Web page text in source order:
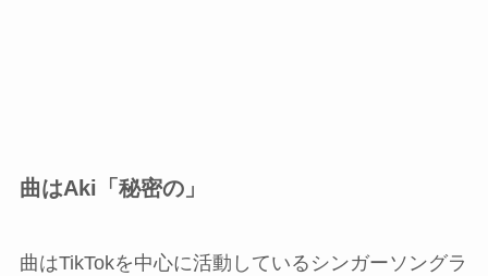
曲はAki「秘密の」
曲はTikTokを中心に活動しているシンガーソングラ